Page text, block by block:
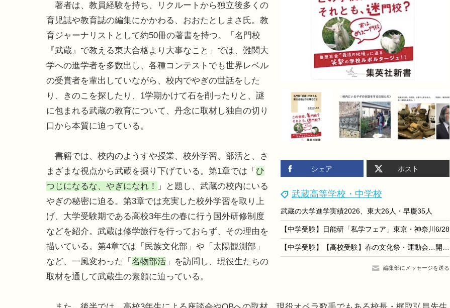
シェア ポスト
武蔵高等学校・中学校
武蔵の大学進学実績2026、東大26人・早慶35人
【中学受験】日能研「私学フェア」東京・神奈川6/28
【中学受験】【高校受験】春の文化祭・運動会…開成・麻布・灘など
編集部にメッセージを送る
著者は、教員経験を持ち、リクルートから独立後多くの
育児誌や教育誌の編集にかかわる、おおたとしまさ氏。教
育ジャーナリストとして約50冊の著書を持つ。「名門校
『武蔵』で教える東大合格より大事なこと」では、難関大
学への進学者を多数出し、各種コンテストでも世界レベル
の受賞者を輩出していながら、校内でやぎの世話をした
り、きのこを探したり、1学期かけて石を削ったりと、謎
に包まれる武蔵の教育について、丹念に取材し独自の切り
口から本質に迫っている。
書籍では、校内のようすや授業、校外学習、部活と、さ
まざまな視点から武蔵を掘り下げている。第1章では「 ひ
つじになるな、やぎになれ！
」と題し、武蔵の校内にいる
やぎの秘密に迫る。第3章では充実した校外学習を取り上
げ、大学受験期である高校3年生の春に行う国外研修制度
などを紹介。武蔵は修学旅行を行っておらず、その理由を
描いている。第4章では「民族文化部」や「太陽観測部」
など、一風変わった「 名物部活 」を訪問し、現役生たちの
取材を通して武蔵生の素顔に迫っている。